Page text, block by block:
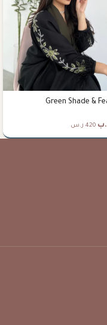
Green Shade &
420 ر.س